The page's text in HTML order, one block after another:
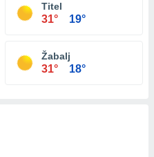
Titel
31° 19°
Žabalj
31° 18°